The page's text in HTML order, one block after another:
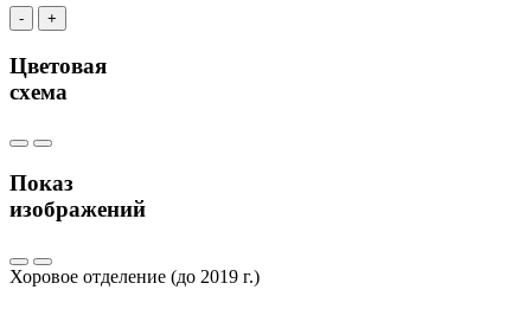
- +
Цветовая
схема
Показ
изображений
Хоровое отделение (до 2019 г.)